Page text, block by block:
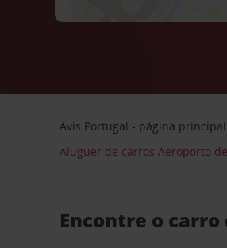
Avis Portugal - página principal
Aluguer de carros Aeroporto
Encontre o